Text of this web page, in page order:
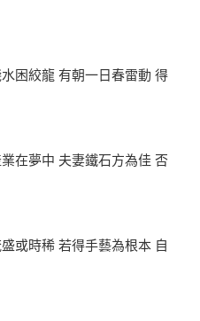
困絞龍 有朝一日春雷動 得
在夢中 夫妻鐵石方為佳 否
或時稀 若得手藝為根本 自